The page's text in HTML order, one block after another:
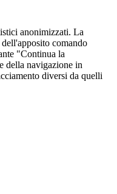
anonimizzati. La
comando
"Continua la
della navigazione in
diversi da quelli